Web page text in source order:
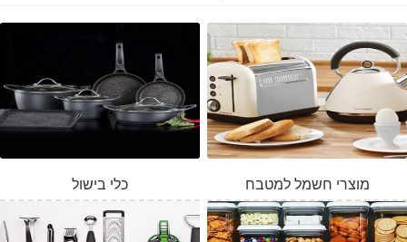
כלי בישול מוצרי חשמל למטבח